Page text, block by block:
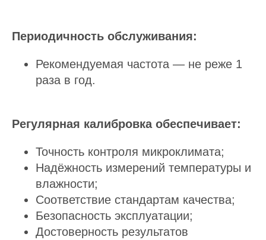
Периодичность обслуживания:
Рекомендуемая частота — не реже 1
раза в год.
Регулярная калибровка обеспечивает:
Точность контроля микроклимата;
Надёжность измерений температуры и
влажности;
Соответствие стандартам качества;
Безопасность эксплуатации;
Достоверность результатов